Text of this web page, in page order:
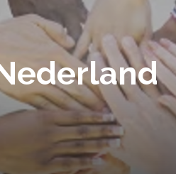
Afgerond
Certificaten